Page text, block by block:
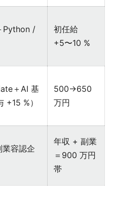
Python /
初任給
+5〜10 %
＋AI 基
+15 %）
500→650
万円
容認企
年収 + 副業
＝900 万円
帯